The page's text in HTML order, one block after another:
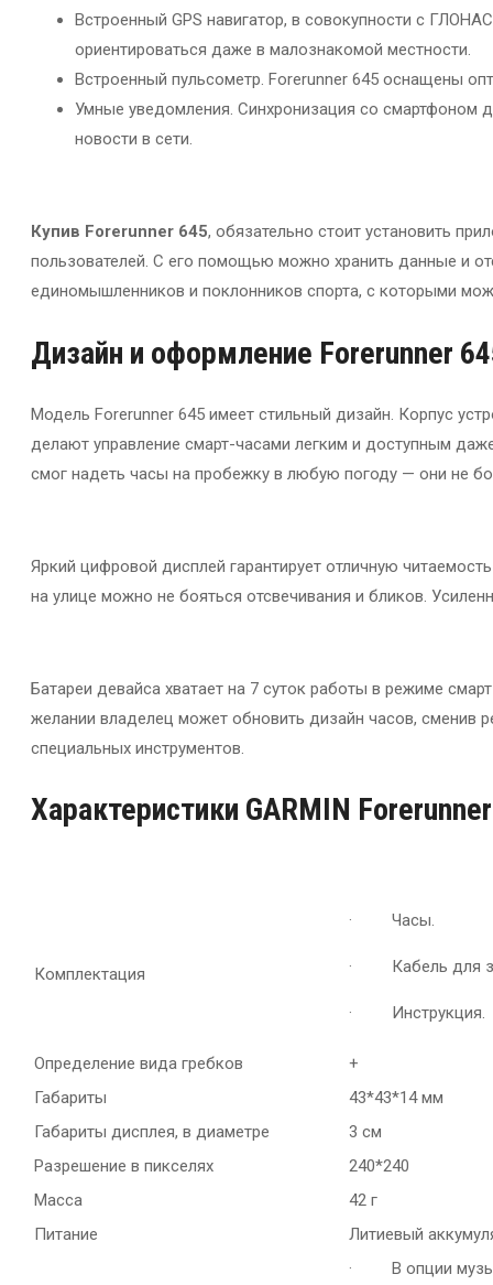
Встроенный GPS навигатор, в совокупности с
ориентироваться даже в малознакомой местности.
Встроенный пульсометр. Forerunner 645 оснащены
Умные уведомления. Синхронизация со смартфоном
новости в сети.
Купив Forerunner 645, обязательно стоит установить
пользователей. С его помощью можно хранить данные и
единомышленников и поклонников спорта, с которыми
Дизайн и оформление Forerunner
Модель Forerunner 645 имеет стильный дизайн. Корпус
делают управление смарт-часами легким и доступным
смог надеть часы на пробежку в любую погоду — они не
Яркий цифровой дисплей гарантирует отличную
на улице можно не бояться отсвечивания и бликов.
Батареи девайса хватает на 7 суток работы в режиме
желании владелец может обновить дизайн часов, сменив
специальных инструментов.
Характеристики GARMIN
Комплектация
· Часы.
· Кабель для
· Инструкция.
Определение вида гребков
+
Габариты
43*43*14 мм
Габариты дисплея, в диаметре
3 см
Разрешение в пикселях
240*240
Масса
42 г
Питание
Литиевый
· В опции